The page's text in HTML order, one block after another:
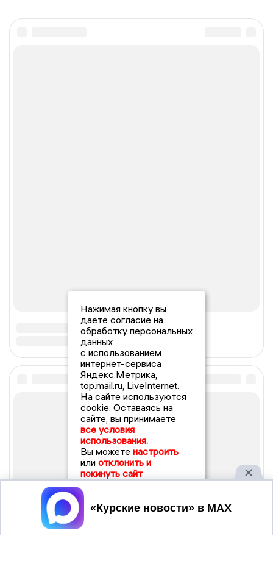
Нажимая кнопку вы
даете согласие на
обработку персональных
данных
с использованием
интернет-сервиса
Яндекс.Метрика,
top.mail.ru, LiveInternet.
На сайте используются
cookie. Оставаясь на
сайте, вы принимаете
все условия
использования.
Вы можете настроить
или отклонить и
покинуть сайт
Принять